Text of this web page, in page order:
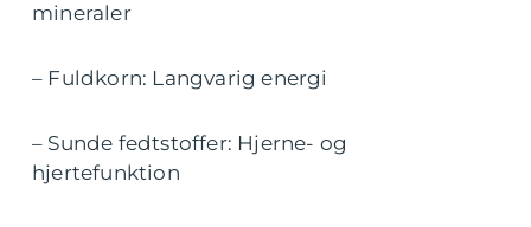
mineraler
– Fuldkorn: Langvarig energi
– Sunde fedtstoffer: Hjerne- og
hjertefunktion